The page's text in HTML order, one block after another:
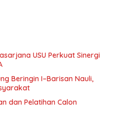
USU Perkuat Sinergi
Beringin I–Barisan Nauli,
dan Pelatihan Calon